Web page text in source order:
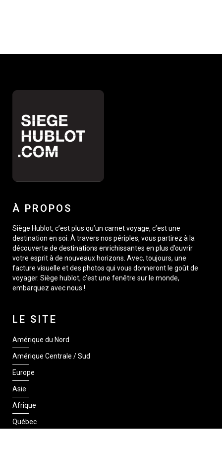
À PROPOS
Siège Hublot, c’est plus qu’un carnet voyage, c’est une
destination en soi. À travers nos périples, vous partirez à la
découverte de destinations enrichissantes en plus d’ouvrir
votre esprit à de nouveaux horizons. Avec, toujours, une
facture visuelle et des photos qui vous donneront le goût de
voyager. Siège hublot, c’est une fenêtre sur le monde,
embarquez avec nous !
LE SITE
Amérique du Nord
Amérique Centrale / Sud
Europe
Asie
Afrique
Québec